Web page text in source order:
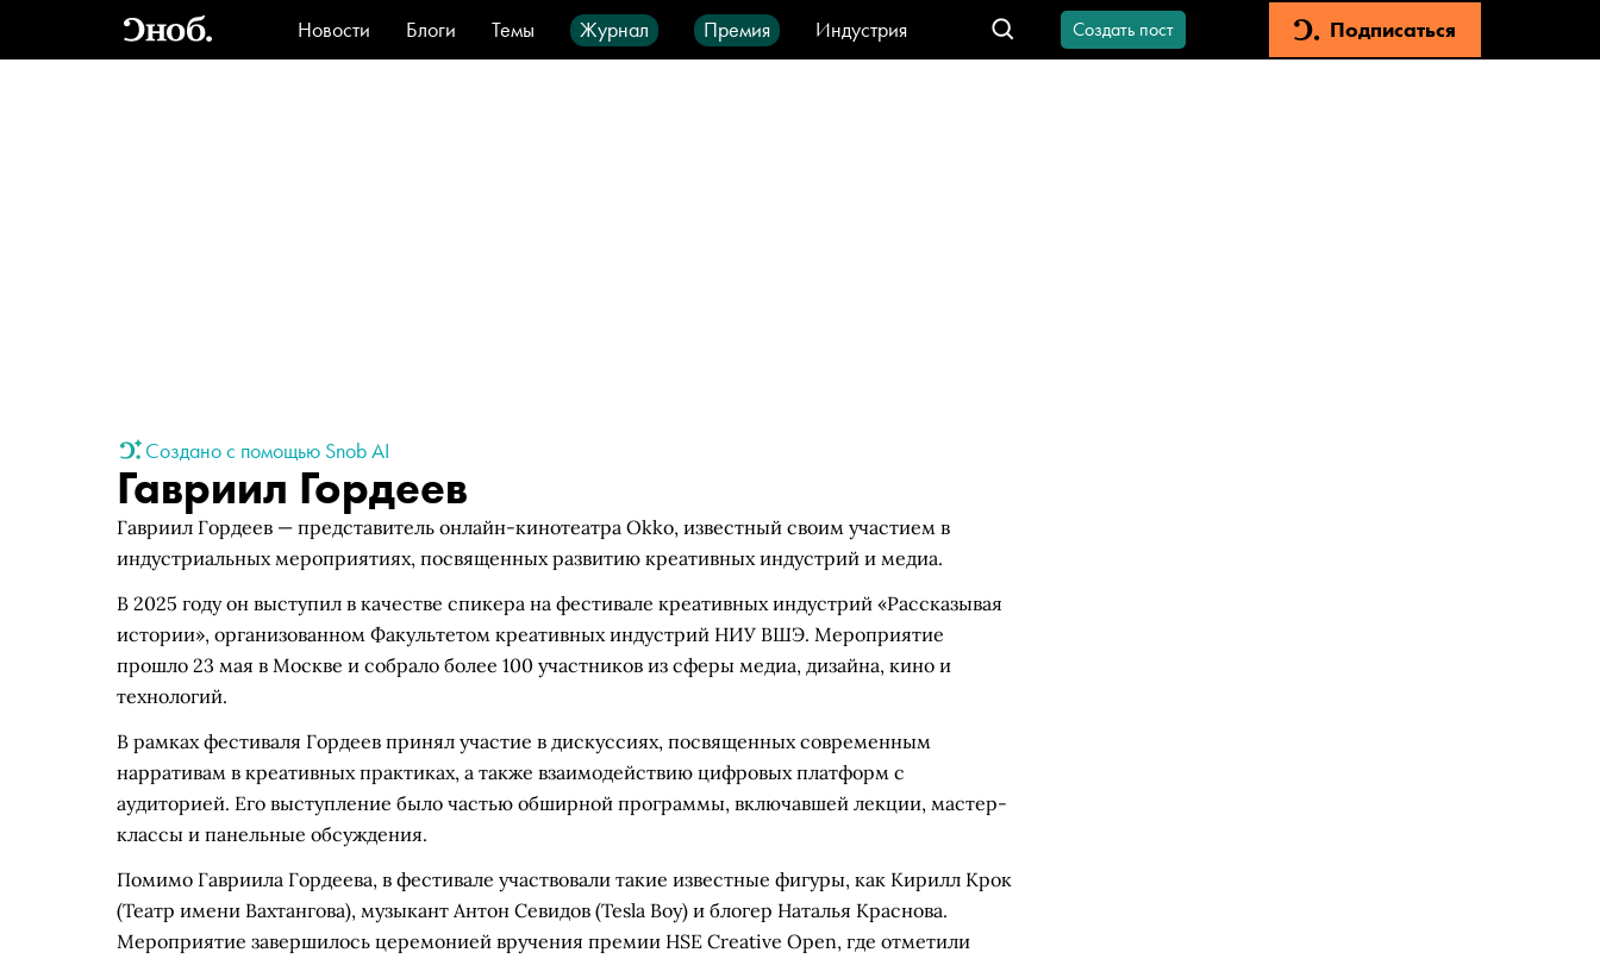
Новости Блоги Темы Журнал Премия
Индустрия
Стиль
Видео Город IT-продукты
Создать пост Подписаться
Создано с помощью Snob AI
Гавриил Гордеев
Гавриил Гордеев — представитель онлайн-кинотеатра Okko, известный своим участием в
индустриальных мероприятиях, посвященных развитию креативных индустрий и медиа.
В 2025 году он выступил в качестве спикера на фестивале креативных индустрий «Рассказывая
истории», организованном Факультетом креативных индустрий НИУ ВШЭ. Мероприятие
прошло 23 мая в Москве и собрало более 100 участников из сферы медиа, дизайна, кино и
технологий.
В рамках фестиваля Гордеев принял участие в дискуссиях, посвященных современным
нарративам в креативных практиках, а также взаимодействию цифровых платформ с
аудиторией. Его выступление было частью обширной программы, включавшей лекции, мастер-
классы и панельные обсуждения.
Помимо Гавриила Гордеева, в фестивале участвовали такие известные фигуры, как Кирилл Крок
(Театр имени Вахтангова), музыкант Антон Севидов (Tesla Boy) и блогер Наталья Краснова.
Мероприятие завершилось церемонией вручения премии HSE Creative Open, где отметили